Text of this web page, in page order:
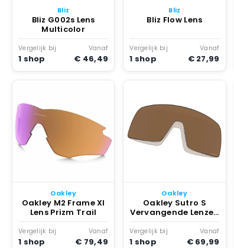
Bliz
Bliz G002s Lens
Multicolor
Vergelijk bij
1 shop
Vanaf
€ 46,49
Bliz
Bliz Flow Lens
Vergelijk bij
1 shop
Vanaf
€ 27,99
Oakley
Oakley M2 Frame Xl
Lens Prizm Trail
Vergelijk bij
1 shop
Vanaf
€ 79,49
Oakley
Oakley Sutro S
Vervangende Lenzen
Bruin
Vergelijk bij
1 shop
Vanaf
€ 69,99